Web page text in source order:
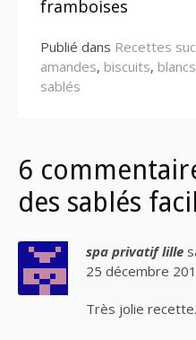
suite
framboises
Publié dans Recettes
amandes, biscuits,
sablés
6
des sablés
spa privatif lille
25 décembre
Très jolie